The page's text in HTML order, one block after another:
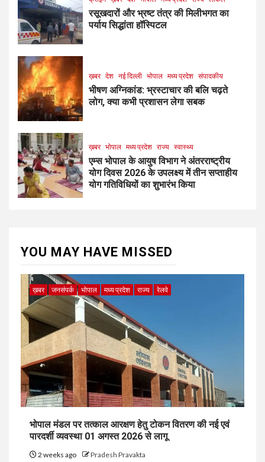
रसूखदारों और भ्रष्ट तंत्र की मिलीभगत का
पर्याय सिद्धांता हॉस्पिटल
ख़बर देश नई दिल्ली भोपाल मध्य प्रदेश संपादकीय
भीषण अग्निकांड: भ्रस्टाचार की बलि चढ़ते
लोग, क्या कभी प्रशासन लेगा सबक
ख़बर भोपाल मध्य प्रदेश राज्य स्वास्थ्य
एम्स भोपाल के आयुष विभाग ने अंतरराष्ट्रीय
योग दिवस 2026 के उपलक्ष्य में तीन सप्ताहीय
योग गतिविधियों का शुभारंभ किया
YOU MAY HAVE MISSED
ख़बर जनसंपर्क भोपाल मध्य प्रदेश राज्य रेलवे
भोपाल मंडल पर तत्काल आरक्षण हेतु टोकन वितरण की नई एवं
पारदर्शी व्यवस्था 01 अगस्त 2026 से लागू
2 weeks ago Pradesh Pravakta